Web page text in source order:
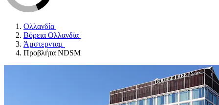
Ολλανδία
Βόρεια Ολλανδία
Άμστερνταμ
Προβλήτα NDSM